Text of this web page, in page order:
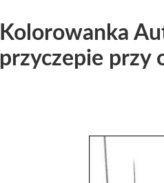
Kolorowanka
przyczepie przy